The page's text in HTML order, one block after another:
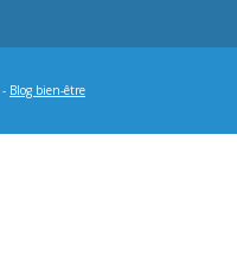
- Blog bien-être